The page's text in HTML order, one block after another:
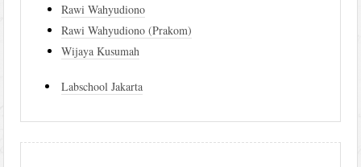
Rawi Wahyudiono
Rawi Wahyudiono (Prakom)
Wijaya Kusumah
Labschool Jakarta